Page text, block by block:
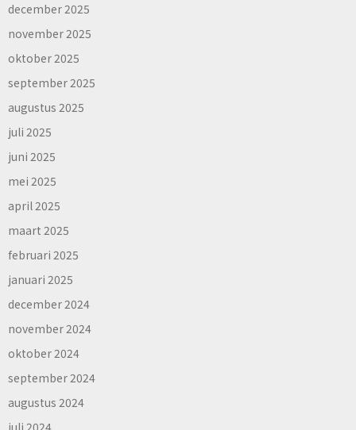
december 2025
november 2025
oktober 2025
september 2025
augustus 2025
juli 2025
juni 2025
mei 2025
april 2025
maart 2025
februari 2025
januari 2025
december 2024
november 2024
oktober 2024
september 2024
augustus 2024